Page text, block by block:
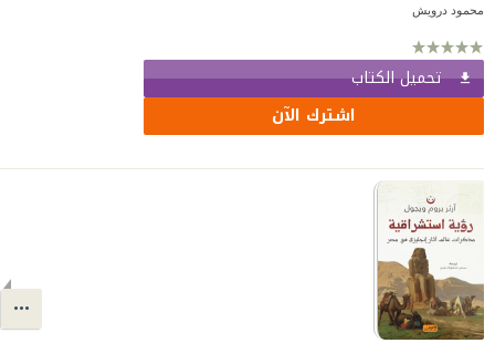
محمود درويش
تحميل الكتاب
اشترك الآن